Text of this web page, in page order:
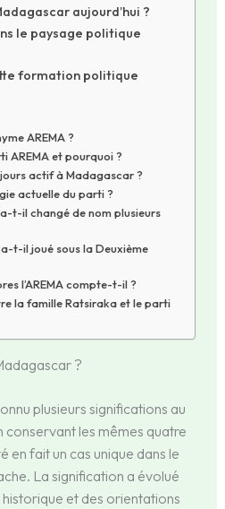
aujourd’hui ?
le paysage politique
formation politique
AREMA ?
AREMA et pourquoi ?
actif à Madagascar ?
actuelle du parti ?
a-t-il changé de nom plusieurs
a-t-il joué sous la Deuxième
l’AREMA compte-t-il ?
la famille Ratsiraka et le parti
?
plusieurs significations au
conservant les mêmes quatre
en fait un cas unique dans le
La signification a évolué
et des orientations